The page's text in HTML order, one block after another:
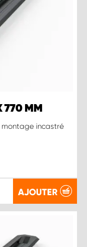
770 MM
montage incastré
AJOUTER